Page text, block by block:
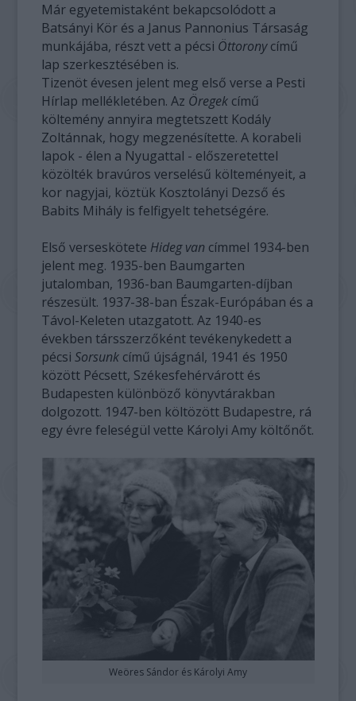
Már egyetemistaként bekapcsolódott a
Batsányi Kör és a Janus Pannonius Társaság
munkájába, részt vett a pécsi Öttoronycímű
lap szerkesztésében is.
Tizenöt évesen jelent meg első verse a Pesti
Hírlap mellékletében. Az Öregek című
költemény annyira megtetszett Kodály
Zoltánnak, hogy megzenésítette. A korabeli
lapok - élen a Nyugattal - előszeretettel
közölték bravúros verselésű költeményeit, a
kor nagyjai, köztük Kosztolányi Dezső és
Babits Mihály is felfigyelt tehetségére.
Első verseskötete Hideg van címmel 1934-ben
jelent meg. 1935-ben Baumgarten
jutalomban, 1936-ban Baumgarten-díjban
részesült. 1937-38-ban Észak-Európában és a
Távol-Keleten utazgatott. Az 1940-es
években társszerzőként tevékenykedett a
pécsiSorsunk című újságnál, 1941 és 1950
között Pécsett, Székesfehérvárott és
Budapesten különböző könyvtárakban
dolgozott. 1947-ben költözött Budapestre, rá
egy évre feleségül vette Károlyi Amy költőnőt.
Weöres Sándor és Károlyi Amy